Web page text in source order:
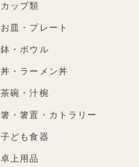
カップ類
お皿・プレート
鉢・ボウル
丼・ラーメン丼
茶碗・汁椀
箸・箸置・カトラリー
子ども食器
卓上用品